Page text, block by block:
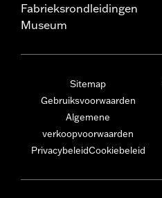
Fabrieksrondleidingen
Museum
Sitemap
Gebruiksvoorwaarden
Algemene
verkoopvoorwaarden
PrivacybeleidCookiebeleid